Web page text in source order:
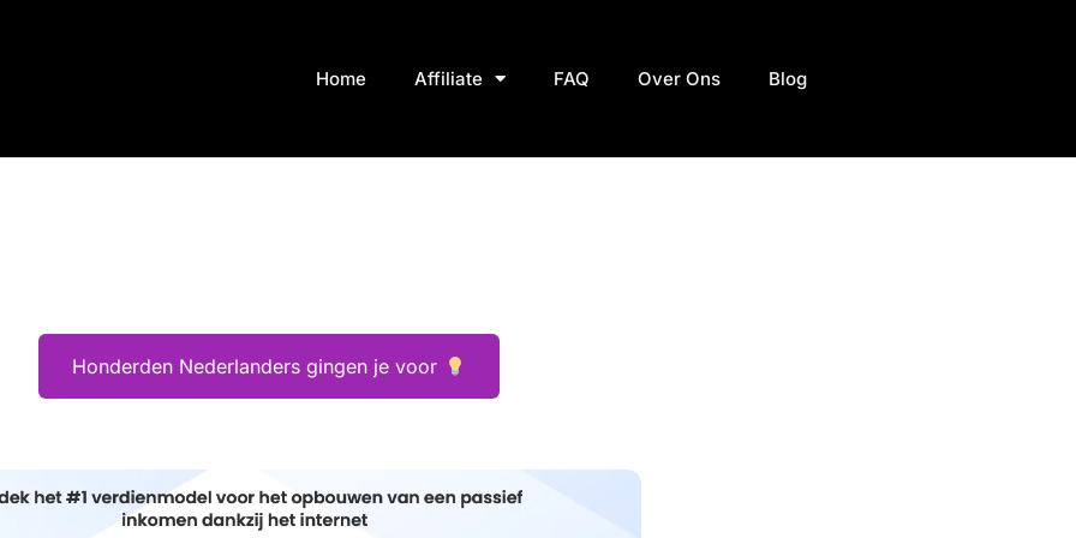
Home Affiliate FAQ Over Ons Blog
Honderden Nederlanders gingen je voor